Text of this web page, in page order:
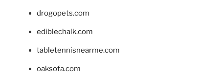
drogopets.com
ediblechalk.com
tabletennisnearme.com
oaksofa.com